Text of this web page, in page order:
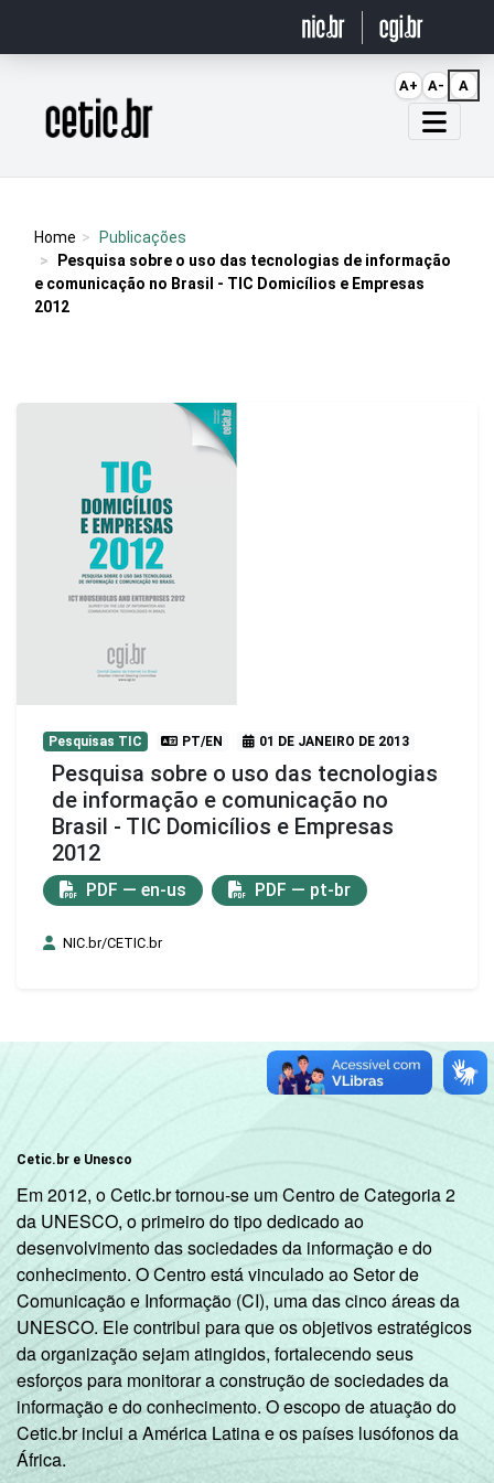
Página inicial
Home
Publicações
Pesquisa sobre o uso das tecnologias de informação
e comunicação no Brasil - TIC Domicílios e Empresas
2012
Pesquisas TIC PT/EN 01 DE JANEIRO DE 2013
Pesquisa sobre o uso das tecnologias
de informação e comunicação no
Brasil - TIC Domicílios e Empresas
2012
PDF — en-us PDF — pt-br
NIC.br/CETIC.br
Cetic.br e Unesco
Em 2012, o Cetic.br tornou-se um Centro de Categoria 2
da UNESCO, o primeiro do tipo dedicado ao
desenvolvimento das sociedades da informação e do
conhecimento. O Centro está vinculado ao Setor de
Comunicação e Informação (CI), uma das cinco áreas da
UNESCO. Ele contribui para que os objetivos estratégicos
da organização sejam atingidos, fortalecendo seus
esforços para monitorar a construção de sociedades da
informação e do conhecimento. O escopo de atuação do
Cetic.br inclui a América Latina e os países lusófonos da
África.
A+ A- A